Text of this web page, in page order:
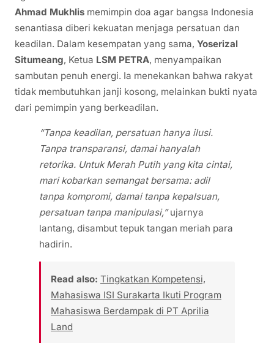
Ahmad Mukhlis memimpin doa agar bangsa Indonesia
senantiasa diberi kekuatan menjaga persatuan dan
keadilan. Dalam kesempatan yang sama, Yoserizal
Situmeang, Ketua LSM PETRA, menyampaikan
sambutan penuh energi. Ia menekankan bahwa rakyat
tidak membutuhkan janji kosong, melainkan bukti nyata
dari pemimpin yang berkeadilan.
“Tanpa keadilan, persatuan hanya ilusi.
Tanpa transparansi, damai hanyalah
retorika. Untuk Merah Putih yang kita cintai,
mari kobarkan semangat bersama: adil
tanpa kompromi, damai tanpa kepalsuan,
persatuan tanpa manipulasi,”ujarnya
lantang, disambut tepuk tangan meriah para
hadirin.
Read also: Tingkatkan Kompetensi,
Mahasiswa ISI Surakarta Ikuti Program
Mahasiswa Berdampak di PT Aprilia
Land